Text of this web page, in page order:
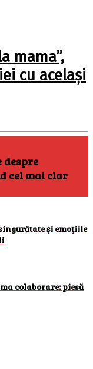
mama”,
cu același
despre
cel mai clar
și emoțiile
colaborare: piesă